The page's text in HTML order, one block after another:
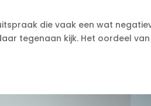
die vaak een wat
tegenaan kijk. Het oordeel